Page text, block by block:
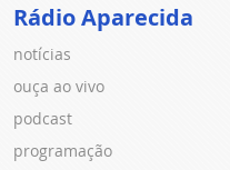
Rádio Aparecida
notícias
ouça ao vivo
podcast
programação